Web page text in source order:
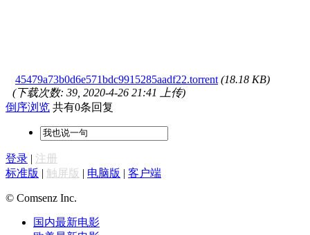
45479a73b0d6e571bdc9915285aadf22.torrent (18.18 KB)
(下载次数: 39, 2020-4-26 21:41 上传)
倒序浏览 共有0条回复
登录 | 注册
标准版 | 触屏版 | 电脑版 | 客户端
© Comsenz Inc.
国内最新电影